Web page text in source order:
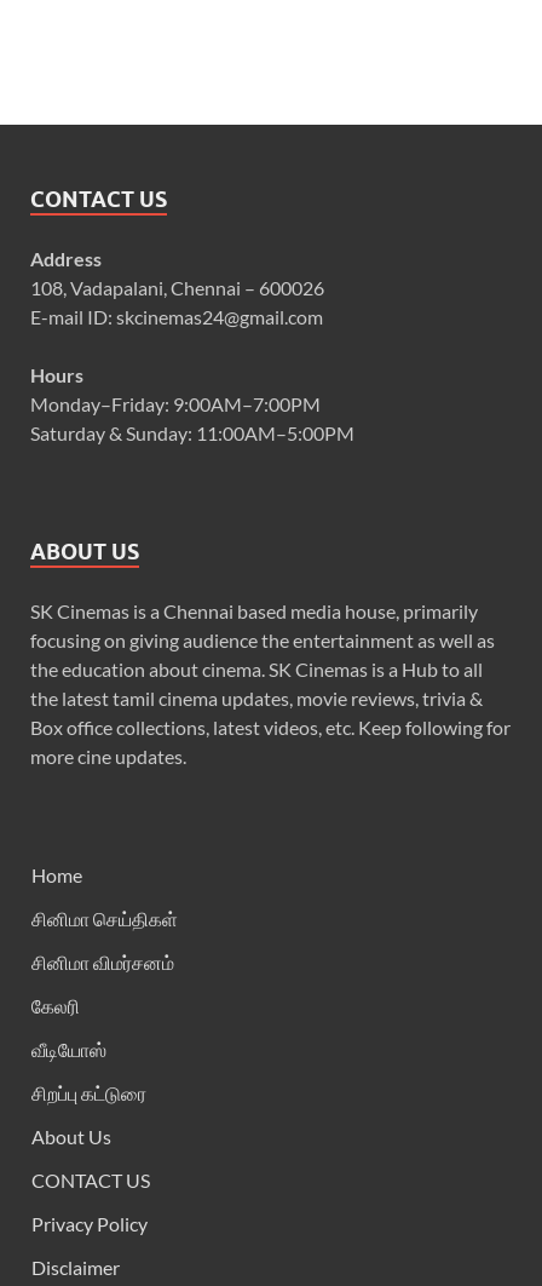
CONTACT US
Address
108, Vadapalani, Chennai – 600026
E-mail ID: skcinemas24@gmail.com
Hours
Monday–Friday: 9:00AM–7:00PM
Saturday & Sunday: 11:00AM–5:00PM
ABOUT US
SK Cinemas is a Chennai based media house, primarily
focusing on giving audience the entertainment as well as
the education about cinema. SK Cinemas is a Hub to all
the latest tamil cinema updates, movie reviews, trivia &
Box office collections, latest videos, etc. Keep following for
more cine updates.
Home
சினிமா செய்திகள்
சினிமா விமர்சனம்
கேலரி
வீடியோஸ்
சிறப்பு கட்டுரை
About Us
CONTACT US
Privacy Policy
Disclaimer